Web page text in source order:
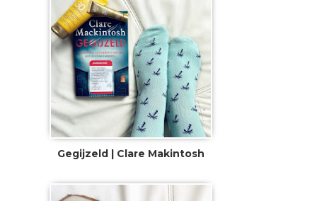
Gegijzeld | Clare Makintosh